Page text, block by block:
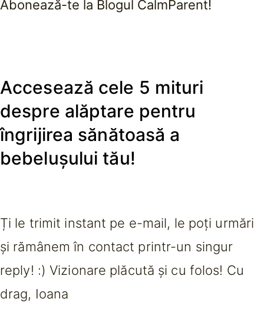
Abonează-te la Blogul CalmParent!
Accesează cele 5 mituri
despre alăptare pentru
îngrijirea sănătoasă a
bebelușului tău!
Ți le trimit instant pe e-mail, le poți urmări
și rămânem în contact printr-un singur
reply! :) Vizionare plăcută și cu folos! Cu
drag, Ioana